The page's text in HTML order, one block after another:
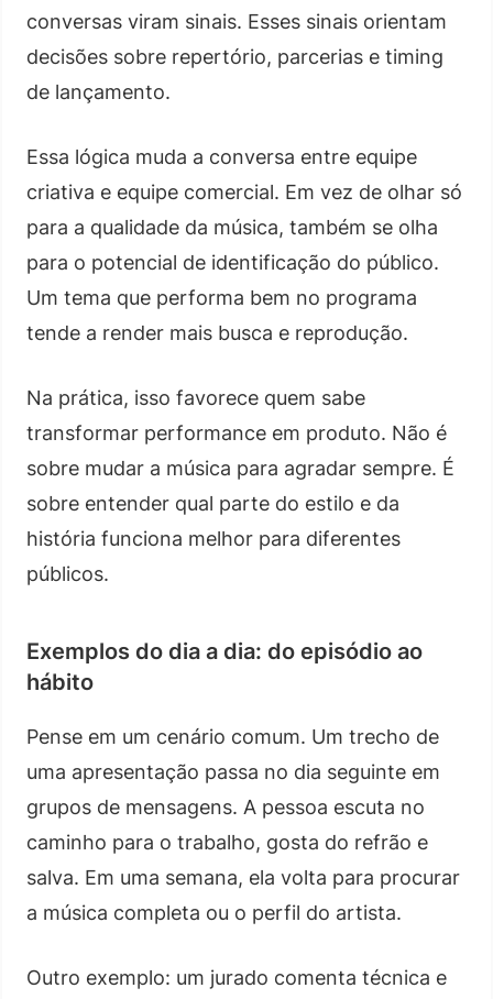
conversas viram sinais. Esses sinais orientam
decisões sobre repertório, parcerias e timing
de lançamento.
Essa lógica muda a conversa entre equipe
criativa e equipe comercial. Em vez de olhar só
para a qualidade da música, também se olha
para o potencial de identificação do público.
Um tema que performa bem no programa
tende a render mais busca e reprodução.
Na prática, isso favorece quem sabe
transformar performance em produto. Não é
sobre mudar a música para agradar sempre. É
sobre entender qual parte do estilo e da
história funciona melhor para diferentes
públicos.
Exemplos do dia a dia: do episódio ao
hábito
Pense em um cenário comum. Um trecho de
uma apresentação passa no dia seguinte em
grupos de mensagens. A pessoa escuta no
caminho para o trabalho, gosta do refrão e
salva. Em uma semana, ela volta para procurar
a música completa ou o perfil do artista.
Outro exemplo: um jurado comenta técnica e